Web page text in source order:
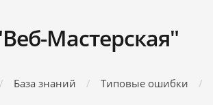
Мастерская"
База знаний Типовые ошибки